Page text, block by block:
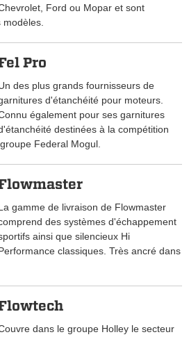
Ford ou Mopar et sont
Pro
des plus grands fournisseurs de
d'étanchéité pour moteurs.
également pour ses garnitures
destinées à la compétition
Federal Mogul.
gamme de livraison de Flowmaster
des systèmes d'échappement
ainsi que silencieux Hi
classiques. Très ancré dans
dans le groupe Holley le secteur